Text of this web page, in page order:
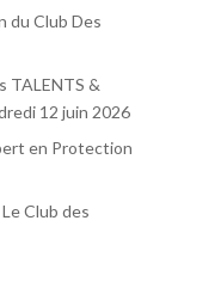
du Club Des
TALENTS &
12 juin 2026
en Protection
Club des